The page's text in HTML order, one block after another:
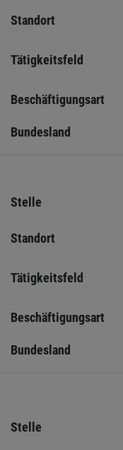
Standort
Tätigkeitsfeld
Beschäftigungsart
Bundesland
Stelle
Standort
Tätigkeitsfeld
Beschäftigungsart
Bundesland
Stelle